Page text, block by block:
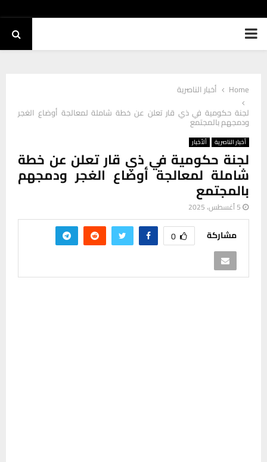
PRIMARY
Home
أخبار الناصرية
لجنة حكومية في ذي قار تعلن عن خطة شاملة لمعالجة أوضاع الغجر
ودمجهم بالمجتمع
أخبار الناصرية ألأخبار
لجنة حكومية في ذي قار تعلن عن خطة
شاملة لمعالجة أوضاع الغجر ودمجهم
بالمجتمع
5 أغسطس، 2025
مشاركة 0